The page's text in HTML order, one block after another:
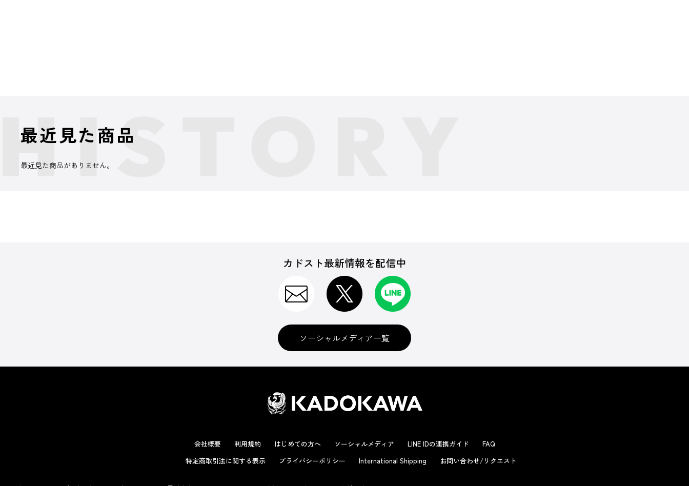
最近見た商品
最近見た商品がありません。
カドスト最新情報を配信中
ソーシャルメディア一覧
会社概要 利用規約 はじめての方へ ソーシャルメディア LINE IDの連携ガイド
FAQ
特定商取引法に関する表示
プライバシーポリシー International Shipping お問い合わせ/リクエスト